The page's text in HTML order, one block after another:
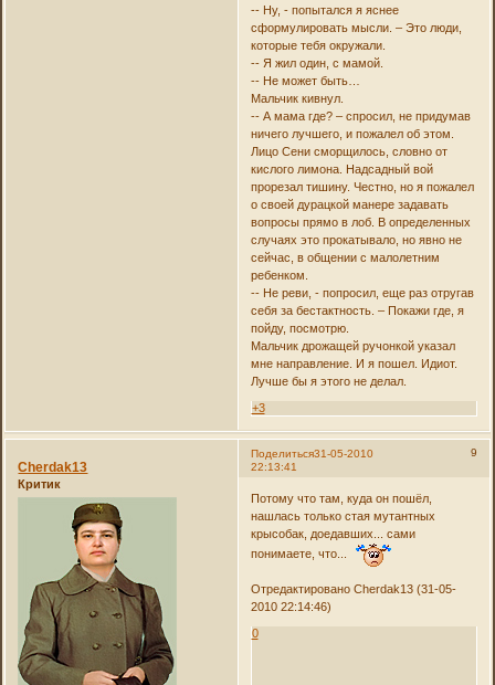
-- Ну, - попытался я яснее
сформулировать мысли. – Это люди,
которые тебя окружали.
-- Я жил один, с мамой.
-- Не может быть…
Мальчик кивнул.
-- А мама где? – спросил, не придумав
ничего лучшего, и пожалел об этом.
Лицо Сени сморщилось, словно от
кислого лимона. Надсадный вой
прорезал тишину. Честно, но я пожалел
о своей дурацкой манере задавать
вопросы прямо в лоб. В определенных
случаях это прокатывало, но явно не
сейчас, в общении с малолетним
ребенком.
-- Не реви, - попросил, еще раз отругав
себя за бестактность. – Покажи где, я
пойду, посмотрю.
Мальчик дрожащей ручонкой указал
мне направление. И я пошел. Идиот.
Лучше бы я этого не делал.
+3
Поделиться 9
31-05-2010
22:13:41
Cherdak13
Критик
Потому что там, куда он пошёл,
нашлась только стая мутантных
крысобак, доедавших... сами
понимаете, что...
Отредактировано Cherdak13 (31-05-
2010 22:14:46)
0